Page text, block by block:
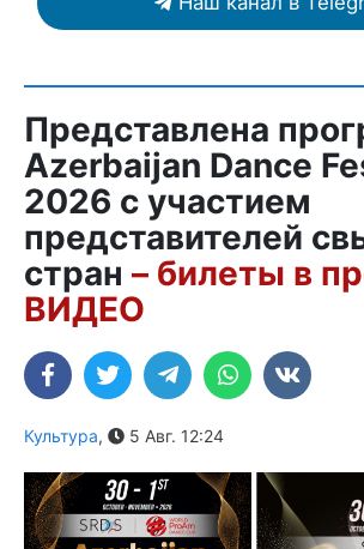
Представлена
Azerbaijan Dance
2026 с участием
представителей
стран – билеты в
ВИДЕО
Культура, 5 Авг. 12:24